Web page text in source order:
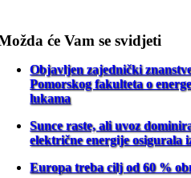
će Vam se svidjeti
Objavljen zajednički
Pomorskog fakulteta o
lukama
Sunce raste, ali uvoz
električne energije osigurala
Europa treba cilj od 60 %